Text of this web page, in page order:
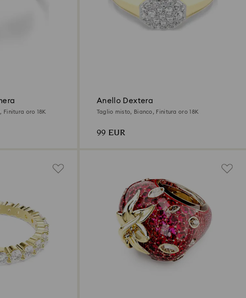
Finitura oro 18K
Anello Dextera
Taglio misto, Bianco, Finitura oro 18K
99 EUR